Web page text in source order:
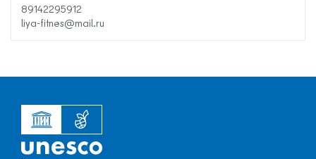
89142295912
liya-fitnes@mail.ru